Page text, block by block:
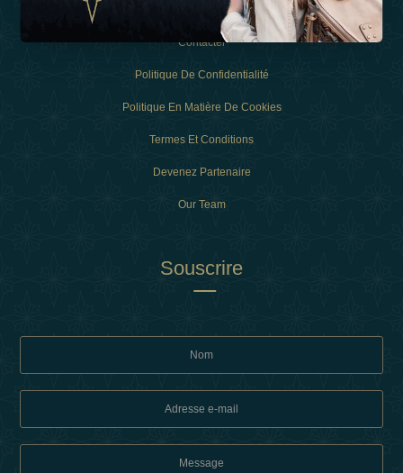
Contacter
Politique De Confidentialité
Politique En Matière De Cookies
Termes Et Conditions
Devenez Partenaire
Our Team
Souscrire